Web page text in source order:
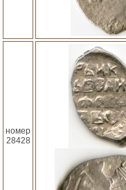
номер
28428